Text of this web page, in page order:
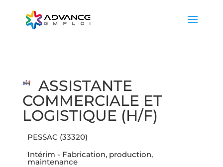
ASSISTANTE
COMMERCIALE ET
LOGISTIQUE (H/F)
PESSAC (33320)
Intérim - Fabrication, production,
maintenance